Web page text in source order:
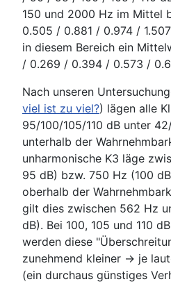
150 und 2000 Hz im Mittel
0.505 / 0.881 / 0.974 /
in diesem Bereich ein
/ 0.269 / 0.394 / 0.573 /
Nach unseren
viel ist zu viel?) lägen alle
95/100/105/110 dB unter
unterhalb der
unharmonische K3 läge
95 dB) bzw. 750 Hz (100
oberhalb der
gilt dies zwischen 562 Hz
dB). Bei 100, 105 und 110
werden diese
zunehmend kleiner -> je
(ein durchaus günstiges